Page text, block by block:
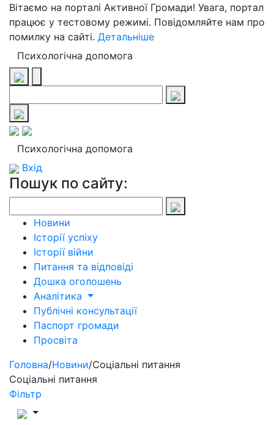
Вітаємо на порталі Активної Громади! Увага, портал
працює у тестовому режимі. Повідомляйте нам про
помилку на сайті. Детальніше
Психологічна допомога
Психологічна допомога
Вхід
Пошук по сайту:
Новини
Історії успіху
Історії війни
Питання та відповіді
Дошка оголошень
Аналітика
Публічні консультації
Паспорт громади
Просвіта
Головна/Новини/Соціальні питання
Соціальні питання
Фільтр